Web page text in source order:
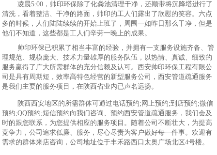
凌晨5:00，帅印环保除了化粪池清理干净，还顺带将沉降塔进行了
清洗，看着整洁、干净的路面，帅印的工人们露出了欣慰的笑容。六点
多的时候，人们陆陆续续的开始上班了，周围一如昨日那么干净，但是
他们不知道，这些都是工人们辛劳一晚上的成果。
帅印环保已积累了相当丰富的经验，并拥有一支服务设施齐备、管
理规范、规模庞大、技术力量雄厚的服务队伍，以热情、真诚、细致的
服务赢得了广大所需群体的充分信赖及认可。西安帅印环保工程有限公
司是具有周期短，效率高特色经营的新型服务公司，西安管道疏通服务
是我们主要的服务项目，在陕西省业内已声名远扬。
陕西西安地区的所需群体可通过电话预约;网上预约;到店预约;微信
预约;QQ预约;短信预约向我们咨询、预约西安管道疏通服务，我们会及
时的跟您联系，为您提供相应的服务项目。随着公司不断壮大，为提高
竞争力，公司追求低廉、服务，尽心尽责为客户做好每一件事。欢迎有
需求的群体来店咨询，公司地址位于丰禾路西口太奥广场北区4号楼。